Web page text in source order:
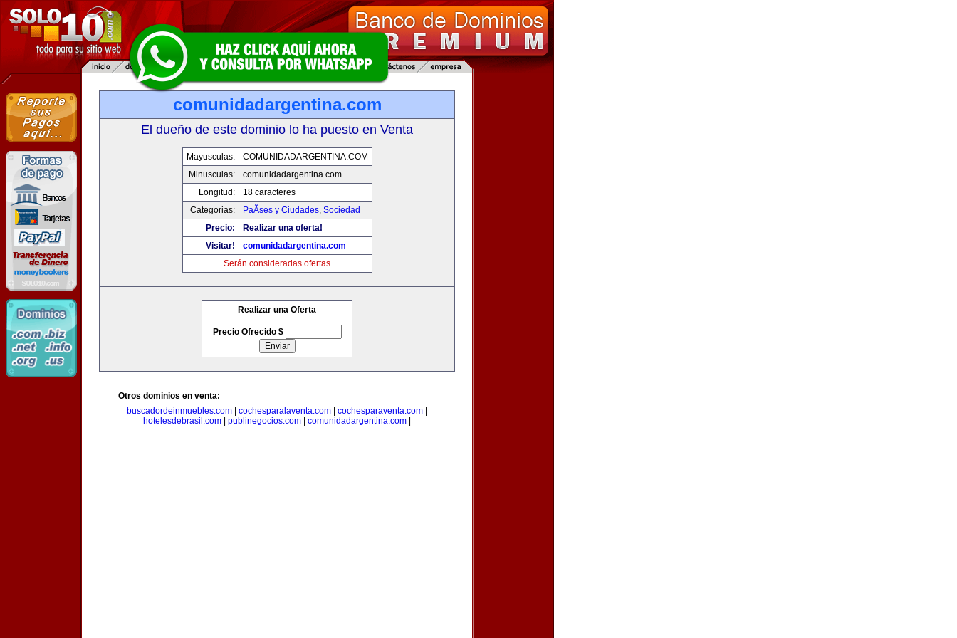
comunidadargentina.com
El dueño de este dominio lo ha puesto en Venta
Mayusculas:
COMUNIDADARGENTINA.COM
Minusculas:
comunidadargentina.com
Longitud:
18 caracteres
Categorias:
PaÃ­ses y Ciudades, Sociedad
Precio:
Realizar una oferta!
Visitar!
comunidadargentina.com
Serán consideradas ofertas
Realizar una Oferta
Precio Ofrecido $
Otros dominios en venta:
buscadordeinmuebles.com
cochesparalaventa.com cochesparaventa.com
hotelesdebrasil.com
publinegocios.com comunidadargentina.com